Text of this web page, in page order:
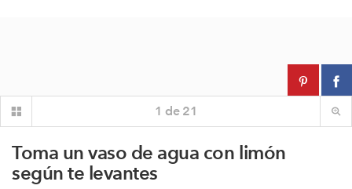
1 de 21
Toma un vaso de agua con limón
según te levantes